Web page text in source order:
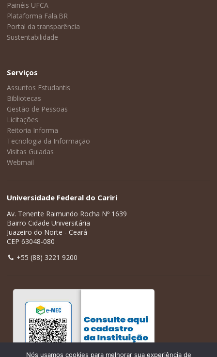
Painéis UFCA
Plataforma Fala.BR
Portal da transparência
Sustentabilidade
Serviços
Assuntos Estudantis
Bibliotecas
Gestão de Pessoas
Licitações
Reitoria Informa
Tecnologia da Informação
Visitas Guiadas
Webmail
Universidade Federal do Cariri
Av. Tenente Raimundo Rocha Nº 1639
Bairro Cidade Universitária
Juazeiro do Norte - Ceará
CEP 63048-080
+55 (88) 3221 9200
Nós usamos cookies para melhorar sua experiência de